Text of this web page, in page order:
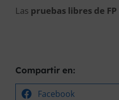
Las pruebas libres de FP
Compartir en:
Facebook